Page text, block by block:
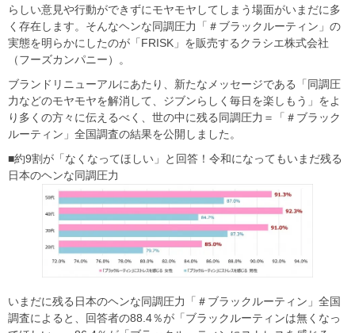
らしい意見や行動ができずにモヤモヤしてしまう場面がいまだに多
く存在します。そんなヘンな同調圧力「＃ブラックルーティン」の
実態を明らかにしたのが「FRISK」を販売するクラシエ株式会社
（フーズカンパニー）。
ブランドリニューアルにあたり、新たなメッセージである「同調圧
力などのモヤモヤを解消して、ジブンらしく毎日を楽しもう」をよ
り多くの方々に伝えるべく、世の中に残る同調圧力＝「＃ブラック
ルーティン」全国調査の結果を公開しました。
■約9割が「なくなってほしい」と回答！令和になってもいまだ残る
日本のヘンな同調圧力
いまだに残る日本のヘンな同調圧力「＃ブラックルーティン」全国
調査によると、回答者の88.4％が「ブラックルーティンは無くなっ